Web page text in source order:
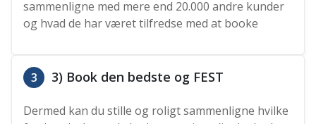
sammenligne med mere end 20.000 andre kunder
og hvad de har været tilfredse med at booke
3 3) Book den bedste og FEST
Dermed kan du stille og roligt sammenligne hvilke